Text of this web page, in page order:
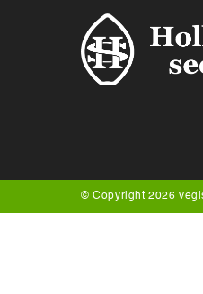
© Copyright 2026